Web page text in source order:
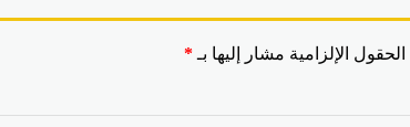
الحقول الإلزامية مشار إليها بـ *